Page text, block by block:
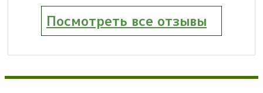
Посмотреть все отзывы